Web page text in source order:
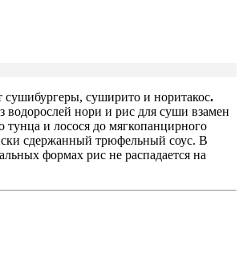
сушибургеры, суширито и норитакос.
водорослей нори и рис для суши взамен
тунца и лосося до мягкопанцирного
сдержанный трюфельный соус. В
формах рис не распадается на